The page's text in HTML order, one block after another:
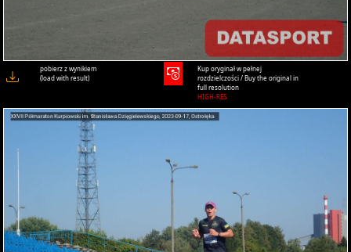
pobierz z wynikiem
(load with result)
Kup oryginał w pełnej
rozdzielczości / Buy the original in
full resolution
HIGH-RES